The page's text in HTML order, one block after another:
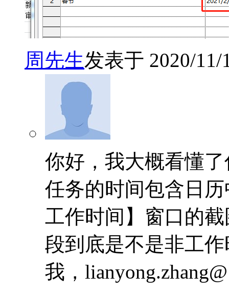
周先生发表于 2020/11/
你好，我大概看懂
任务的时间包含日
工作时间】窗口的
段到底是不是非工
我，